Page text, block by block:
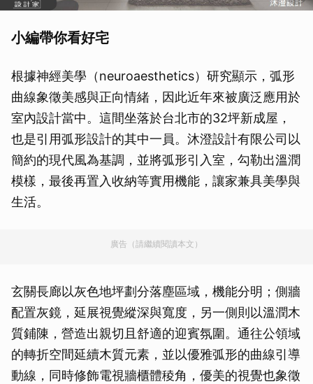
小編帶你看好宅
根據神經美學（neuroaesthetics）研究顯示，弧形
曲線象徵美感與正向情緒，因此近年來被廣泛應用於
室內設計當中。這間坐落於台北市的32坪新成屋，
也是引用弧形設計的其中一員。沐澄設計有限公司以
簡約的現代風為基調，並將弧形引入室，勾勒出溫潤
模樣，最後再置入收納等實用機能，讓家兼具美學與
生活。
廣告（請繼續閱讀本文）
玄關長廊以灰色地坪劃分落塵區域，機能分明；側牆
配置灰鏡，延展視覺縱深與寬度，另一側則以溫潤木
質鋪陳，營造出親切且舒適的迎賓氛圍。通往公領域
的轉折空間延續木質元素，並以優雅弧形的曲線引導
動線，同時修飾電視牆櫃體稜角，優美的視覺也象徵